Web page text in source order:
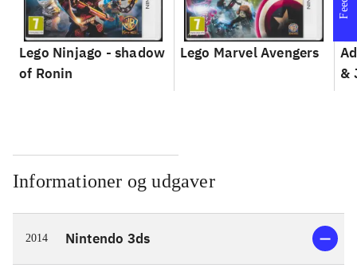
Lego Ninjago - shadow
of Ronin
Lego Marvel Avengers
&
Informationer og udgaver
2014 Nintendo 3ds